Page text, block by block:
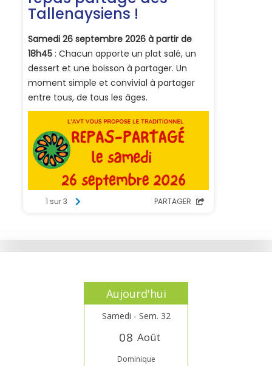
Aujourd'hui
Samedi - Sem. 32
08 Août
Dominique